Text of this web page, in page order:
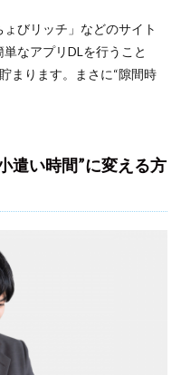
びリッチ」などのサイト
なアプリDLを行うこと
まります。まさに“隙間時
遣い時間”に変える方